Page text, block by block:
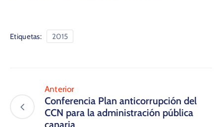
Etiquetas: 2015
Anterior
Conferencia Plan anticorrupción del
CCN para la administración pública